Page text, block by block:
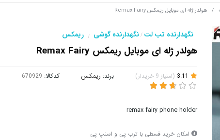
/ هولدر ژله ای موبایل ریمکس Remax Fairy
نگهدارنده تب لت / نگهدارنده گوشی / ریمکس
هولدر ژله ای موبایل ریمکس Remax Fairy
(امتیاز 9 خریدار) برند: ریمکس کدکالا:
remax fairy phone holder
امکان خرید قسطی با ترب پی و اسنپ پی